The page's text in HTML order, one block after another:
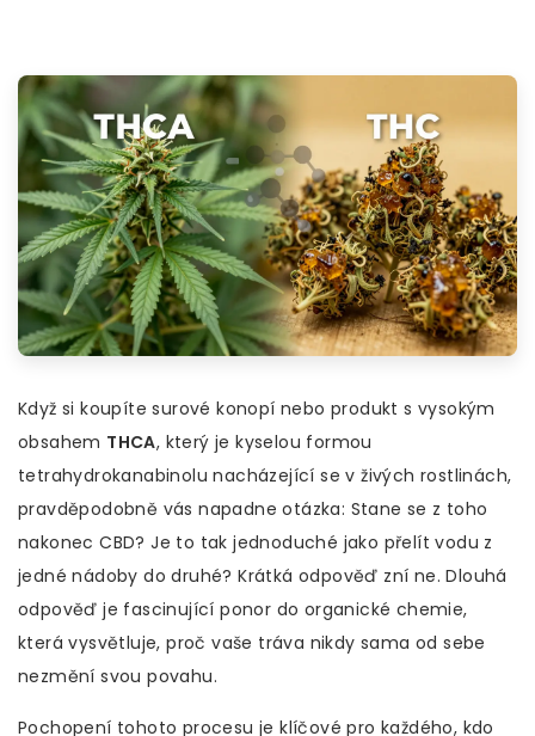
Když si koupíte surové konopí nebo produkt s vysokým
obsahem THCA, který jekyselou formou
tetrahydrokanabinolu nacházející se v živých rostlinách,
pravděpodobně vás napadne otázka: Stane se z toho
nakonec CBD? Je to tak jednoduché jako přelít vodu z
jedné nádoby do druhé? Krátká odpověď zní ne. Dlouhá
odpověď je fascinující ponor do organické chemie,
která vysvětluje, proč vaše tráva nikdy sama od sebe
nezmění svou povahu.
Pochopení tohoto procesu je klíčové pro každého, kdo